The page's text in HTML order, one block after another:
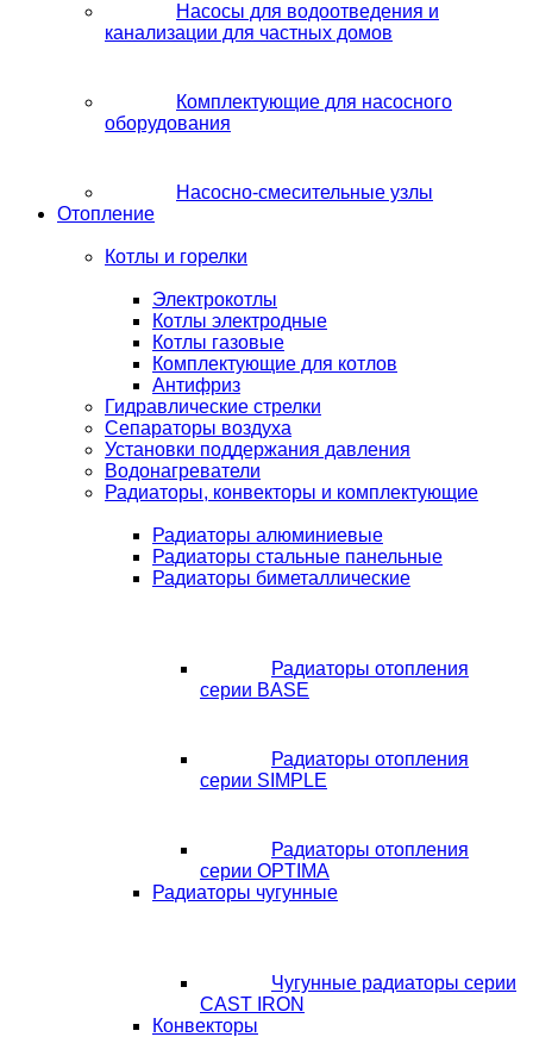
Насосы для водоотведения и
канализации для частных домов
Комплектующие для насосного
оборудования
Насосно-смесительные узлы
Отопление
Котлы и горелки
Электрокотлы
Котлы электродные
Котлы газовые
Комплектующие для котлов
Антифриз
Гидравлические стрелки
Сепараторы воздуха
Установки поддержания давления
Водонагреватели
Радиаторы, конвекторы и комплектующие
Радиаторы алюминиевые
Радиаторы стальные панельные
Радиаторы биметаллические
Радиаторы отопления
серии BASE
Радиаторы отопления
серии SIMPLE
Радиаторы отопления
серии OPTIMA
Радиаторы чугунные
Чугунные радиаторы серии
CAST IRON
Конвекторы